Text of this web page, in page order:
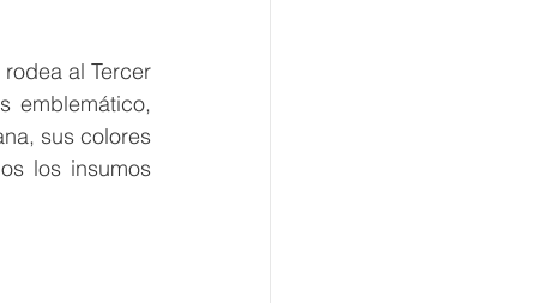
al Tercer
emblemático,
sus colores
los insumos